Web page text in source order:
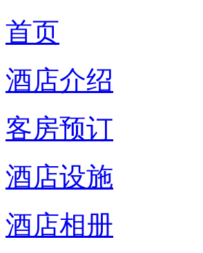
首页
酒店介绍
客房预订
酒店设施
酒店相册